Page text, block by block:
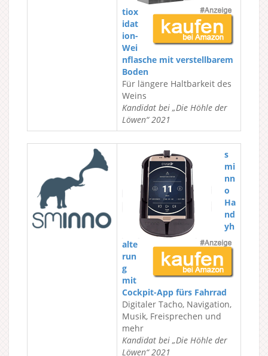
tiox
idat
ion-
Wei
nflasche mit verstellbarem
Boden
Für längere Haltbarkeit des
Weins
Kandidat bei „Die Höhle der
Löwen“ 2021
s
mi
nn
o
Ha
nd
yh
alte
run
g
mit
Cockpit-App fürs Fahrrad
Digitaler Tacho, Navigation,
Musik, Freisprechen und
mehr
Kandidat bei „Die Höhle der
Löwen“ 2021